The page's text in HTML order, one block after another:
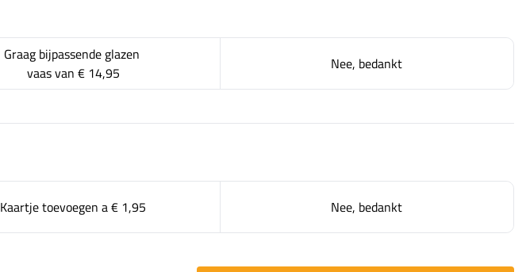
Graag bijpassende glazen
vaas van € 14,95 Nee, bedankt
Kaartje toevoegen a€ 1,95 Nee, bedankt